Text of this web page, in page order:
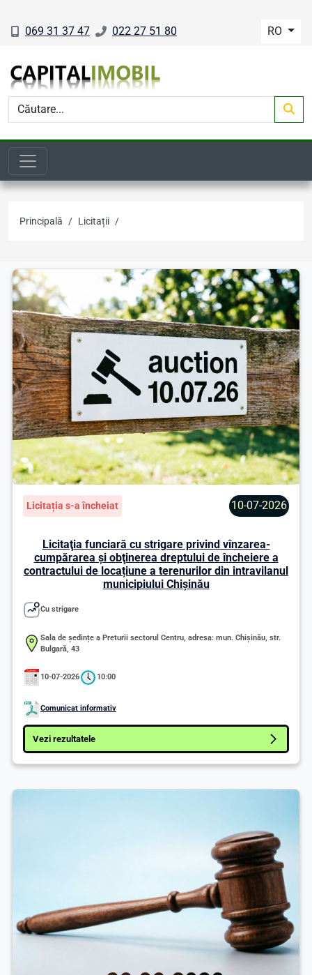
069 31 37 47 022 27 51 80 RO
Licitații imobiliare, licitații loturilor
Principală Licitații
Licitația s-a încheiat 10-07-2026
Licitaţia funciară cu strigare privind vînzarea-
cumpărarea şi obţinerea dreptului de încheiere a
contractului de locațiune a terenurilor din intravilanul
municipiului Chişinău
Cu strigare
Sala de ședințe a Preturii sectorul Centru, adresa: mun. Chişinău, str.
Bulgară, 43
10-07-2026 10:00
Comunicat informativ
Vezi rezultatele